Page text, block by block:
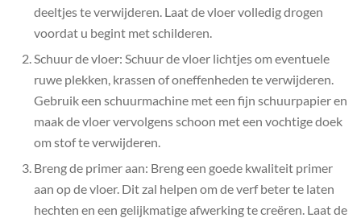
deeltjes te verwijderen. Laat de vloer volledig drogen
voordat u begint met schilderen.
Schuur de vloer: Schuur de vloer lichtjes om eventuele
ruwe plekken, krassen of oneffenheden te verwijderen.
Gebruik een schuurmachine met een fijn schuurpapier en
maak de vloer vervolgens schoon met een vochtige doek
om stof te verwijderen.
Breng de primer aan: Breng een goede kwaliteit primer
aan op de vloer. Dit zal helpen om de verf beter te laten
hechten en een gelijkmatige afwerking te creëren. Laat de